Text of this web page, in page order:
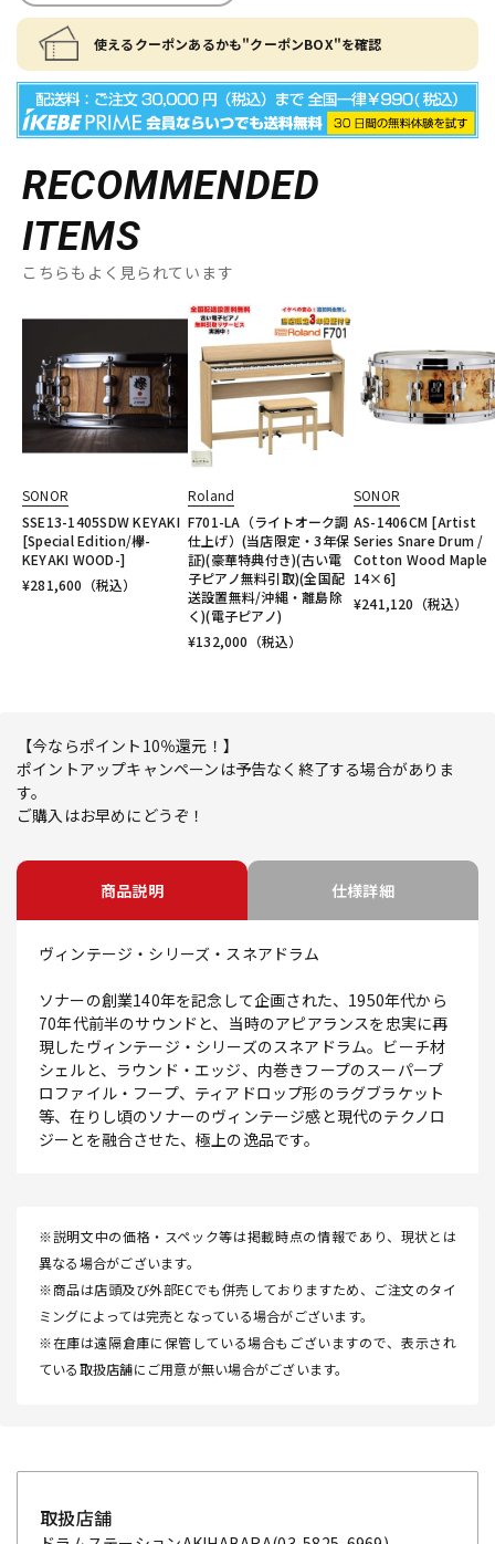
使えるクーポンあるかも"クーポンBOX"を確認
RECOMMENDED
ITEMS
こちらもよく見られています
SONOR
SSE13-1405SDW KEYAKI
[Special Edition/欅-
KEYAKI WOOD-]
¥281,600 （税込）
Roland
F701-LA（ライトオーク調
仕上げ）(当店限定・3年保
証)(豪華特典付き)(古い電
子ピアノ無料引取)(全国配
送設置無料/沖縄・離島除
く)(電子ピアノ)
¥132,000 （税込）
SONOR
AS-1406CM [Artist
Series Snare Drum /
Cotton Wood Maple
14×6]
¥241,120 （税込）
【今ならポイント10％還元！】
ポイントアップキャンペーンは予告なく終了する場合がありま
す。
ご購入はお早めにどうぞ！
商品説明 仕様詳細
ヴィンテージ・シリーズ・スネアドラム
ソナーの創業140年を記念して企画された、1950年代から
70年代前半のサウンドと、当時のアピアランスを忠実に再
現したヴィンテージ・シリーズのスネアドラム。ビーチ材
シェルと、ラウンド・エッジ、内巻きフープのスーパープ
ロファイル・フープ、ティアドロップ形のラグブラケット
等、在りし頃のソナーのヴィンテージ感と現代のテクノロ
ジーとを融合させた、極上の逸品です。
※説明文中の価格・スペック等は掲載時点の情報であり、現状とは
異なる場合がございます。
※商品は店頭及び外部ECでも併売しておりますため、ご注文のタイ
ミングによっては完売となっている場合がございます。
※在庫は遠隔倉庫に保管している場合もございますので、表示され
ている取扱店舗にご用意が無い場合がございます。
取扱店舗